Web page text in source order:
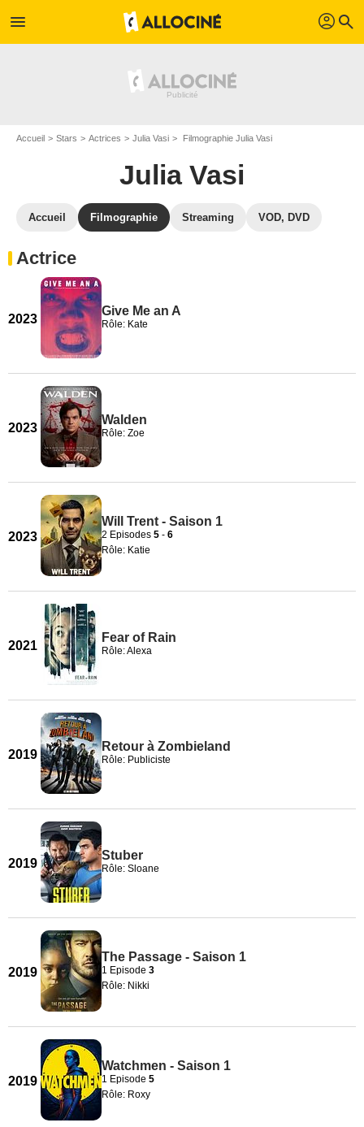
menu profil search
Accueil Stars Actrices Julia Vasi Filmographie Julia Vasi
Julia Vasi
Accueil Filmographie Streaming VOD, DVD
Actrice
2023
Give Me an A
Rôle: Kate
2023
Walden
Rôle: Zoe
2023
Will Trent - Saison 1
2 Episodes 5 - 6
Rôle: Katie
2021
Fear of Rain
Rôle: Alexa
2019
Retour à Zombieland
Rôle: Publiciste
2019
Stuber
Rôle: Sloane
2019
The Passage - Saison 1
1 Episode 3
Rôle: Nikki
2019
Watchmen - Saison 1
1 Episode 5
Rôle: Roxy